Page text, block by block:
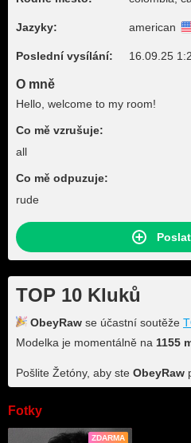
Jazyky: american
Poslední vysílání: 16.09.25
O mně
Hello, welcome to my room!
Co mě vzrušuje:
all
Co mě odpuzuje:
rude
TOP 10 Kluků
ObeyRaw se účastní soutěže
Modelka je momentálně na 1155
Pošlite Žetóny, aby ste ObeyRaw
Fotky
ZDARMA